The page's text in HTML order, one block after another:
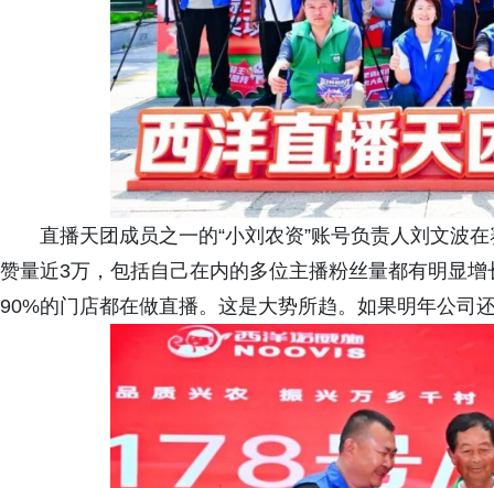
直播天团成员之一的“小刘农资”账号负责人刘文波
赞量近3万，包括自己在内的多位主播粉丝量都有明显
90%的门店都在做直播。这是大势所趋。如果明年公司